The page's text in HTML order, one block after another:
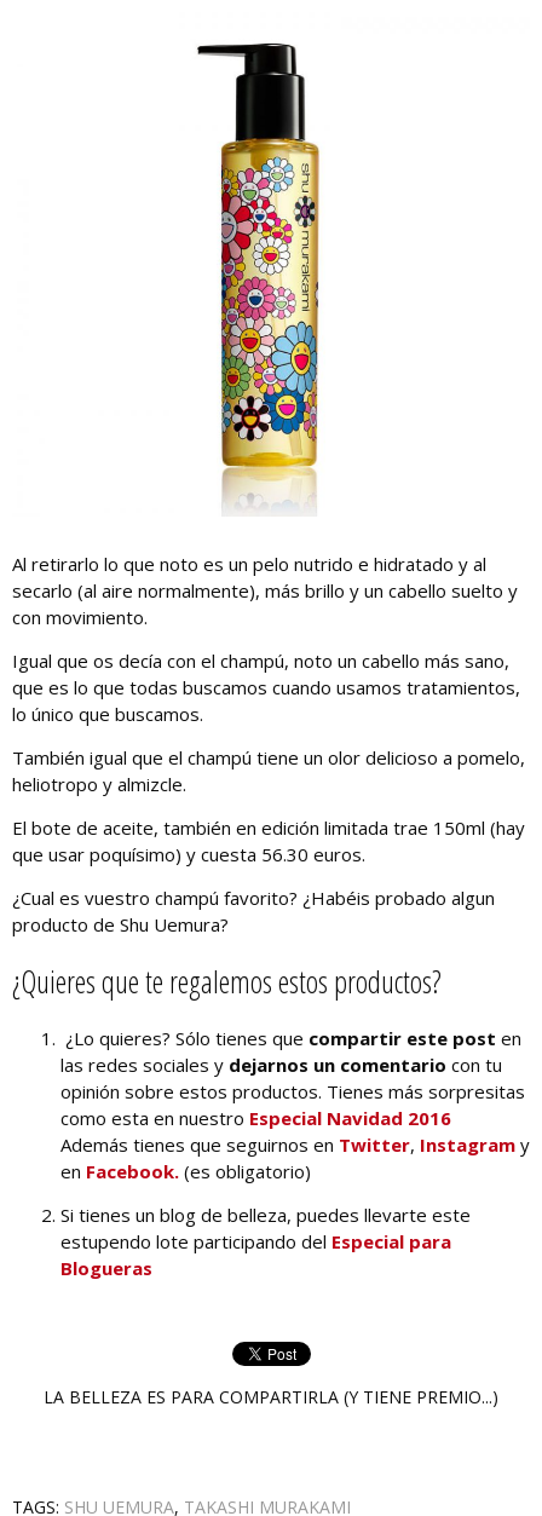
Al retirarlo lo que noto es un pelo nutrido e hidratado y al
secarlo (al aire normalmente), más brillo y un cabello suelto y
con movimiento.
Igual que os decía con el champú, noto un cabello más sano,
que es lo que todas buscamos cuando usamos tratamientos,
lo único que buscamos.
También igual que el champú tiene un olor delicioso a pomelo,
heliotropo y almizcle.
El bote de aceite, también en edición limitada trae 150ml (hay
que usar poquísimo) y cuesta 56.30 euros.
¿Cual es vuestro champú favorito? ¿Habéis probado algun
producto de Shu Uemura?
¿Quieres que te regalemos estos productos?
¿Lo quieres? Sólo tienes que compartir este post en
las redes sociales y dejarnos un comentario con tu
opinión sobre estos productos. Tienes más sorpresitas
como esta en nuestro Especial Navidad 2016
Además tienes que seguirnos en Twitter, Instagram y
en Facebook. (es obligatorio)
Si tienes un blog de belleza, puedes llevarte este
estupendo lote participando del Especial para
Blogueras
LA BELLEZA ES PARA COMPARTIRLA (Y TIENE PREMIO...)
TAGS: SHU UEMURA, TAKASHI MURAKAMI